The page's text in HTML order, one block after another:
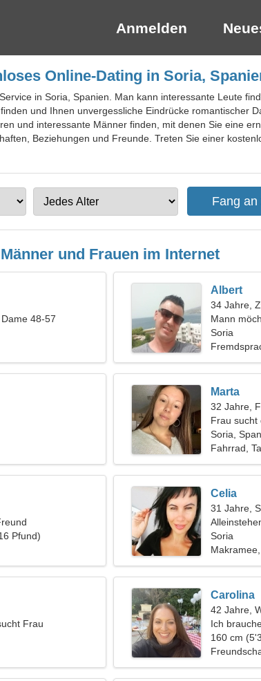
Anmelden
Online-Dating in Soria,
in Soria, Spanien. Man kann interessante Leute
und Ihnen unvergessliche Eindrücke romantischer
und interessante Männer finden, mit denen Sie eine
Beziehungen und Freunde. Treten Sie einer
Männer und Frauen im Internet
48-57
Albert
34 Jahre,
Mann
Soria
Marta
32 Jahre,
Frau sucht
Soria,
Fahrrad,
Pfund)
Celia
31 Jahre,
Soria
Frau
Carolina
42 Jahre,
Ich
160 cm